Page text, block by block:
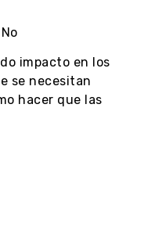
impacto en los
se necesitan
hacer que las